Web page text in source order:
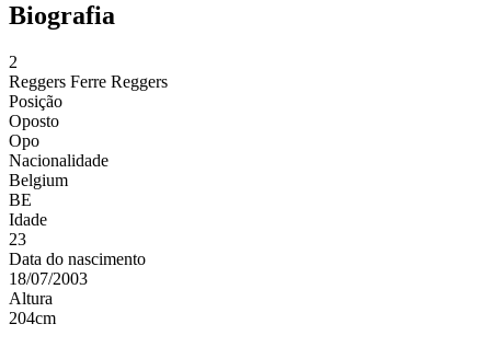
Biografia
2
Reggers Ferre Reggers
Posição
Oposto
Opo
Nacionalidade
Belgium
BE
Idade
23
Data do nascimento
18/07/2003
Altura
204cm